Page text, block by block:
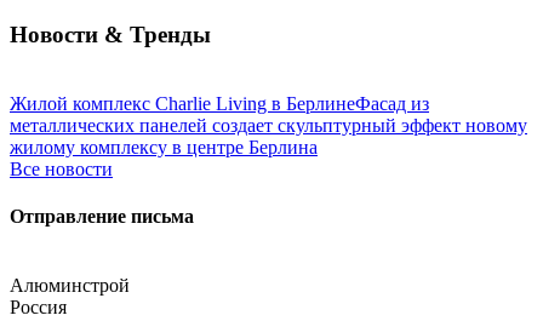
Новости & Тренды
Жилой комплекс Charlie Living в БерлинеФасад из
металлических панелей создает скульптурный эффект новому
жилому комплексу в центре Берлина
Все новости
Отправление письма
Алюминстрой
Россия